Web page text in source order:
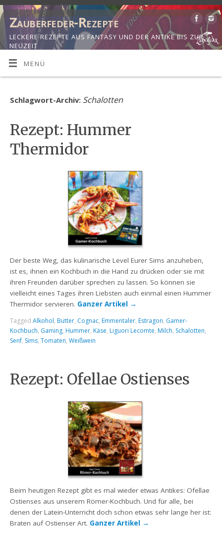
Zauberfeder-Rezepte
LECKERE REZEPTE AUS FANTASY UND DER ANTIKE BIS ZUR
NEUZEIT
MENÜ
Schlagwort-Archiv: Schalotten
Rezept: Hummer
Thermidor
Der beste Weg, das kulinarische Level Eurer Sims anzuheben,
ist es, ihnen ein Kochbuch in die Hand zu drücken oder sie mit
ihren Freunden darüber sprechen zu lassen. So können sie
vielleicht eines Tages ihren Liebsten auch einmal einen Hummer
Thermidor servieren. Ganzer Artikel →
TaggedAlkohol, Butter, Cognac, Emmentaler, Estragon, Gamer-
Kochbuch, Gaming, Hummer, Käse, Liguori Lecomte, Milch, Schalotten,
Senf, Sims,Tomaten,Weißwein
Rezept: Ofellae Ostienses
Beim heutigen Rezept gibt es mal wieder etwas Antikes: Ofellae
Ostienses aus unserem Römer-Kochbuch. Und für alle, bei
denen der Latein-Unterricht doch schon etwas sehr lange her ist:
Braten auf Ostienser Art. Ganzer Artikel →